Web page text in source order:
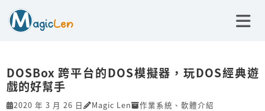
DOSBox 跨平台的DOS模擬器，玩DOS經典遊
戲的好幫手
2020 年 3 月 26 日 Magic Len 作業系統 、 軟體介紹